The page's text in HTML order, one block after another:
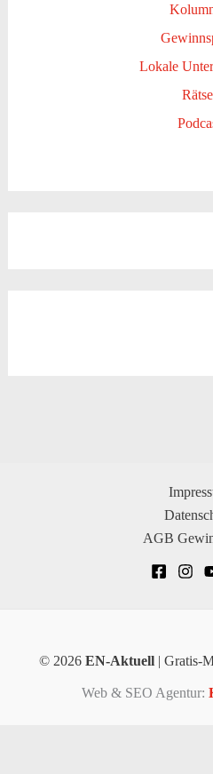
Lokale
AGB
© 2026 EN-Aktuell | Gratis-
Web & SEO Agentur: